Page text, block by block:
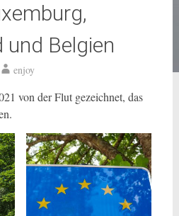
und Belgien
enjoy
von der Flut gezeichnet, das